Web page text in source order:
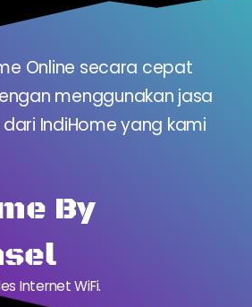
Online secara cepat
menggunakan jasa
IndiHome yang kami
By
Internet WiFi.